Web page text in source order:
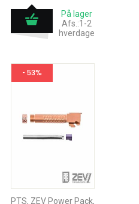
På lager
Afs.:1-2
hverdage
- 53%
PTS, ZEV Power Pack,